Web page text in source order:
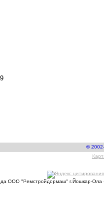
©
ООО "Ремстройдормаш" г.Йошкар-Ола